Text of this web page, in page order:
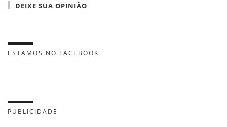
DEIXE SUA OPINIÃO
ESTAMOS NO FACEBOOK
PUBLICIDADE